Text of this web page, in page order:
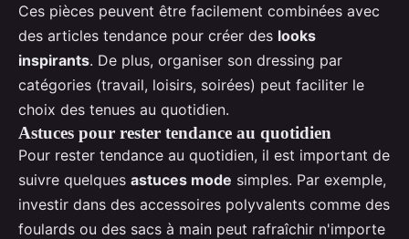
Ces pièces peuvent être facilement combinées avec
des articles tendance pour créer des looks
inspirants. De plus, organiser son dressing par
catégories (travail, loisirs, soirées) peut faciliter le
choix des tenues au quotidien.
Astuces pour rester tendance au quotidien
Pour rester tendance au quotidien, il est important de
suivre quelques astuces mode simples. Par exemple,
investir dans des accessoires polyvalents comme des
foulards ou des sacs à main peut rafraîchir n'importe